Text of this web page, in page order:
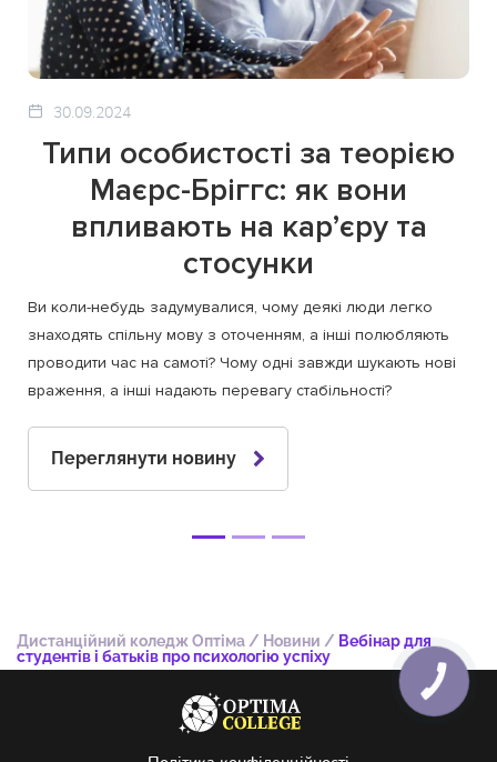
30.09.2024
Типи особистості за теорією
Маєрс-Бріггс: як вони
впливають на кар’єру та
стосунки
Ви коли-небудь задумувалися, чому деякі люди легко
знаходять спільну мову з оточенням, а інші полюбляють
проводити час на самоті? Чому одні завжди шукають нові
враження, а інші надають перевагу стабільності?
Переглянути новину
Дистанційний коледж Оптіма / Новини / Вебінар для
студентів і батьків про психологію успіху